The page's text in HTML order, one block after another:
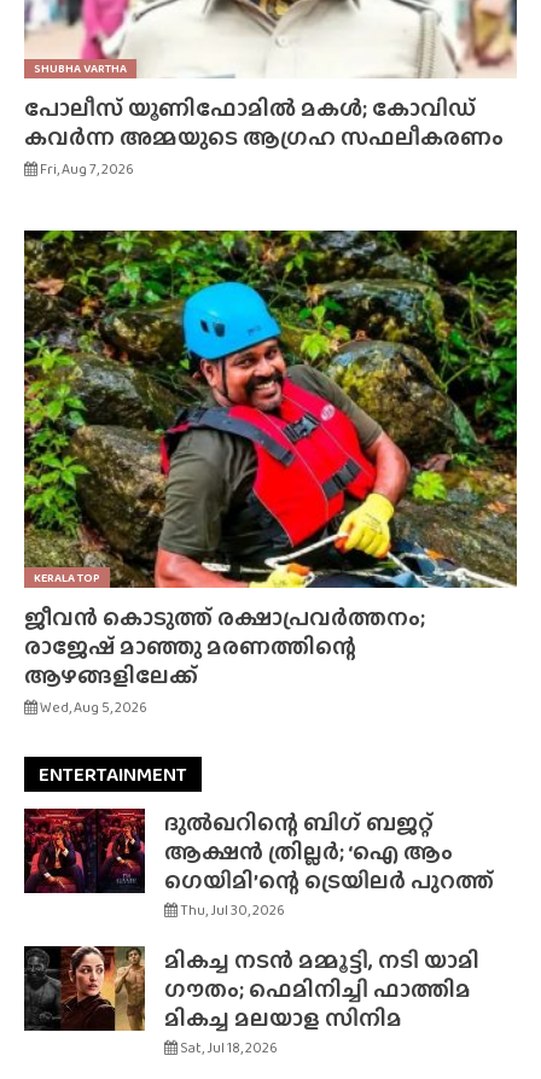
SHUBHA VARTHA
പോലീസ് യൂണിഫോമിൽ മകൾ; കോവിഡ്
കവർന്ന അമ്മയുടെ ആഗ്രഹ സഫലീകരണം
Fri, Aug 7, 2026
KERALA TOP
ജീവൻ കൊടുത്ത് രക്ഷാപ്രവർത്തനം;
രാജേഷ് മാഞ്ഞു മരണത്തിന്റെ
ആഴങ്ങളിലേക്ക്
Wed, Aug 5, 2026
ENTERTAINMENT
ദുൽഖറിന്റെ ബിഗ് ബജറ്റ്
ആക്ഷൻ ത്രില്ലർ; ‘ഐ ആം
ഗെയിമി’ന്റെ ട്രെയിലർ പുറത്ത്
Thu, Jul 30, 2026
മികച്ച നടൻ മമ്മൂട്ടി, നടി യാമി
ഗൗതം; ഫെമിനിച്ചി ഫാത്തിമ
മികച്ച മലയാള സിനിമ
Sat, Jul 18, 2026